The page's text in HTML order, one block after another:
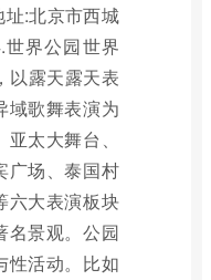
:北京市西城
界公园世界
以露天露天表
域歌舞表演为
太大舞台、
广场、泰国村
六大表演板块
名景观。公园
性活动。比如